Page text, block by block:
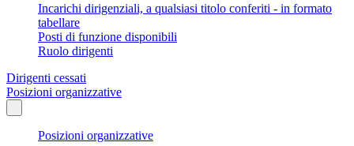
Incarichi dirigenziali, a qualsiasi titolo conferiti - in formato
tabellare
Posti di funzione disponibili
Ruolo dirigenti
Dirigenti cessati
Posizioni organizzative
Posizioni organizzative